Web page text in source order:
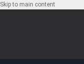
Skip to main content